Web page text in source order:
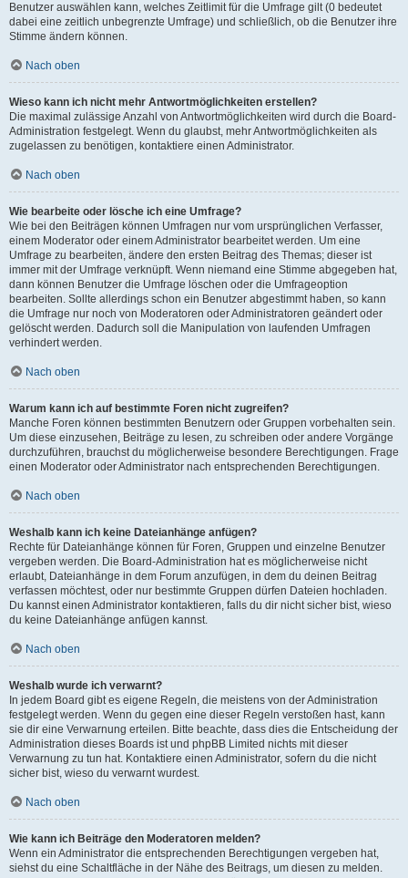
Benutzer auswählen kann, welches Zeitlimit für die Umfrage gilt (0 bedeutet
dabei eine zeitlich unbegrenzte Umfrage) und schließlich, ob die Benutzer ihre
Stimme ändern können.
Nach oben
Wieso kann ich nicht mehr Antwortmöglichkeiten erstellen?
Die maximal zulässige Anzahl von Antwortmöglichkeiten wird durch die Board-
Administration festgelegt. Wenn du glaubst, mehr Antwortmöglichkeiten als
zugelassen zu benötigen, kontaktiere einen Administrator.
Nach oben
Wie bearbeite oder lösche ich eine Umfrage?
Wie bei den Beiträgen können Umfragen nur vom ursprünglichen Verfasser,
einem Moderator oder einem Administrator bearbeitet werden. Um eine
Umfrage zu bearbeiten, ändere den ersten Beitrag des Themas; dieser ist
immer mit der Umfrage verknüpft. Wenn niemand eine Stimme abgegeben hat,
dann können Benutzer die Umfrage löschen oder die Umfrageoption
bearbeiten. Sollte allerdings schon ein Benutzer abgestimmt haben, so kann
die Umfrage nur noch von Moderatoren oder Administratoren geändert oder
gelöscht werden. Dadurch soll die Manipulation von laufenden Umfragen
verhindert werden.
Nach oben
Warum kann ich auf bestimmte Foren nicht zugreifen?
Manche Foren können bestimmten Benutzern oder Gruppen vorbehalten sein.
Um diese einzusehen, Beiträge zu lesen, zu schreiben oder andere Vorgänge
durchzuführen, brauchst du möglicherweise besondere Berechtigungen. Frage
einen Moderator oder Administrator nach entsprechenden Berechtigungen.
Nach oben
Weshalb kann ich keine Dateianhänge anfügen?
Rechte für Dateianhänge können für Foren, Gruppen und einzelne Benutzer
vergeben werden. Die Board-Administration hat es möglicherweise nicht
erlaubt, Dateianhänge in dem Forum anzufügen, in dem du deinen Beitrag
verfassen möchtest, oder nur bestimmte Gruppen dürfen Dateien hochladen.
Du kannst einen Administrator kontaktieren, falls du dir nicht sicher bist, wieso
du keine Dateianhänge anfügen kannst.
Nach oben
Weshalb wurde ich verwarnt?
In jedem Board gibt es eigene Regeln, die meistens von der Administration
festgelegt werden. Wenn du gegen eine dieser Regeln verstoßen hast, kann
sie dir eine Verwarnung erteilen. Bitte beachte, dass dies die Entscheidung der
Administration dieses Boards ist und phpBB Limited nichts mit dieser
Verwarnung zu tun hat. Kontaktiere einen Administrator, sofern du die nicht
sicher bist, wieso du verwarnt wurdest.
Nach oben
Wie kann ich Beiträge den Moderatoren melden?
Wenn ein Administrator die entsprechenden Berechtigungen vergeben hat,
siehst du eine Schaltfläche in der Nähe des Beitrags, um diesen zu melden.